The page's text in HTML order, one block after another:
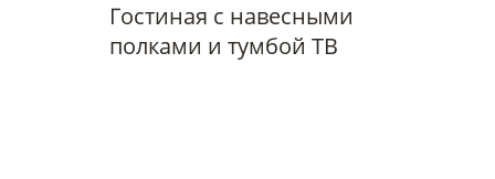
Гостиная с навесными
полками и тумбой ТВ